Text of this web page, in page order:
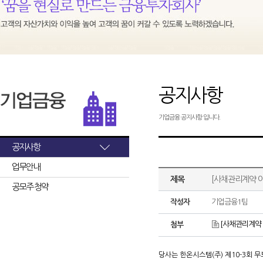
공지사항
업무안내
공모주 청약
공지사항
기업금융 공지사항 입니다.
제목 [사채관리계약
작성자 기업금융1팀
첨부 [사채관리계
당사는 한온시스템(주) 제 10-3회 무